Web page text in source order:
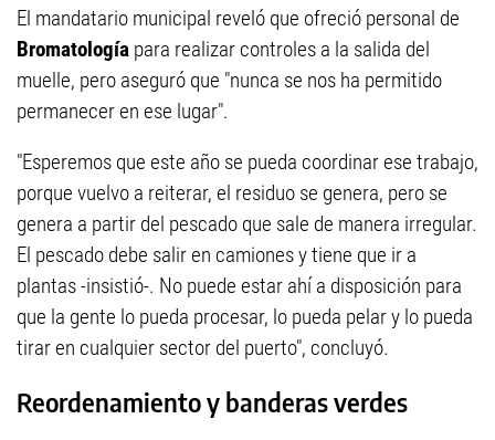
El mandatario municipal reveló que ofreció personal de
Bromatología para realizar controles a la salida del
muelle, pero aseguró que "nunca se nos ha permitido
permanecer en ese lugar".
"Esperemos que este año se pueda coordinar ese trabajo,
porque vuelvo a reiterar, el residuo se genera, pero se
genera a partir del pescado que sale de manera irregular.
El pescado debe salir en camiones y tiene que ir a
plantas -insistió-. No puede estar ahí a disposición para
que la gente lo pueda procesar, lo pueda pelar y lo pueda
tirar en cualquier sector del puerto", concluyó.
Reordenamiento y banderas verdes